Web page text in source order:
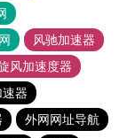
风驰加速器
风加速度器
器
外网网址导航